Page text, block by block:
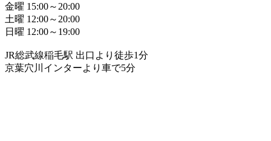
金曜 15:00～20:00
土曜 12:00～20:00
日曜 12:00～19:00
JR総武線稲毛駅 出口より徒歩1分
京葉穴川インターより車で5分